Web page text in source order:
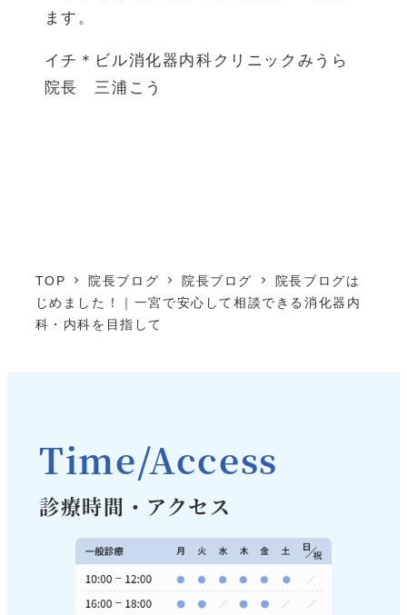
ます。
イチ＊ビル消化器内科クリニックみうら
院長 三浦こう
TOP 院長ブログ 院長ブログ
院長ブログは
じめました！｜一宮で安心して相談できる消化器内
科・内科を目指して
Time/Access
診療時間・アクセス